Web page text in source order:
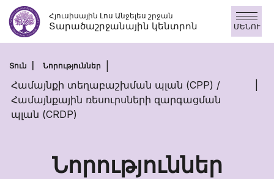
Անցնել
բովանդակությանըՀյուսիսային Լոս Անջելես շրջան
Տարածաշրջանային կենտրոն ՄԵՆՈՒ
Տուն Նորություններ
Համայնքի տեղաբաշխման պլան (CPP) /
Համայնքային ռեսուրսների զարգացման
պլան (CRDP)
Նորություններ